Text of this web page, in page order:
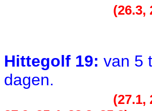
(26.3,
Hittegolf 19: van 5
dagen.
(27.1,